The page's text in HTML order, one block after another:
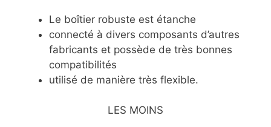
Le boîtier robuste est étanche
connecté à divers composants d’autres
fabricants et possède de très bonnes
compatibilités
utilisé de manière très flexible.
LES MOINS